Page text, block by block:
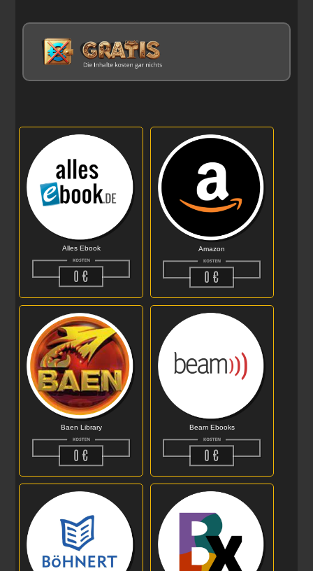
Alles Ebook Amazon
Baen Library Beam Ebooks